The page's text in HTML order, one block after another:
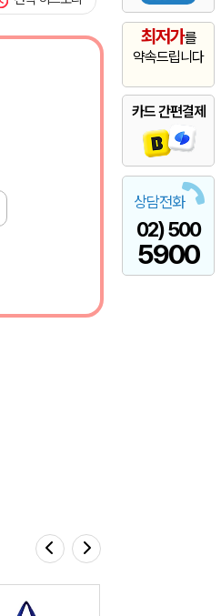
최저가를
약속드립니다
카드 간편결제
상담전화
02) 500
5900